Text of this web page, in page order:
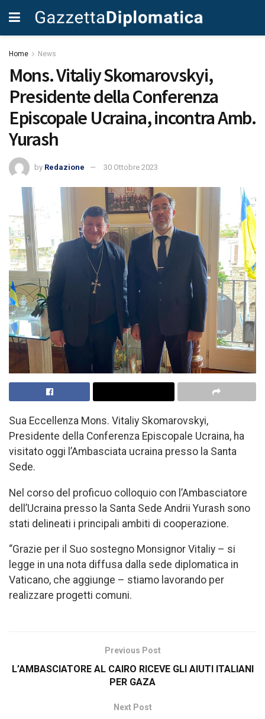
Home News
Mons. Vitaliy Skomarovskyi,
Presidente della Conferenza
Episcopale Ucraina, incontra Amb.
Yurash
by Redazione 30 Ottobre 2023
Sua Eccellenza Mons. Vitaliy Skomarovskyi,
Presidente della Conferenza Episcopale Ucraina, ha
visitato oggi l’Ambasciata ucraina presso la Santa
Sede.
Nel corso del proficuo colloquio con l’Ambasciatore
dell’Ucraina presso la Santa Sede Andrii Yurash sono
stati delineati i principali ambiti di cooperazione.
“Grazie per il Suo sostegno Monsignor Vitaliy – si
legge in una nota diffusa dalla sede diplomatica in
Vaticano, che aggiunge – stiamo lavorando per
realizzare progetti comuni.
Previous Post
L’AMBASCIATORE AL CAIRO RICEVE GLI AIUTI ITALIANI
PER GAZA
Next Post